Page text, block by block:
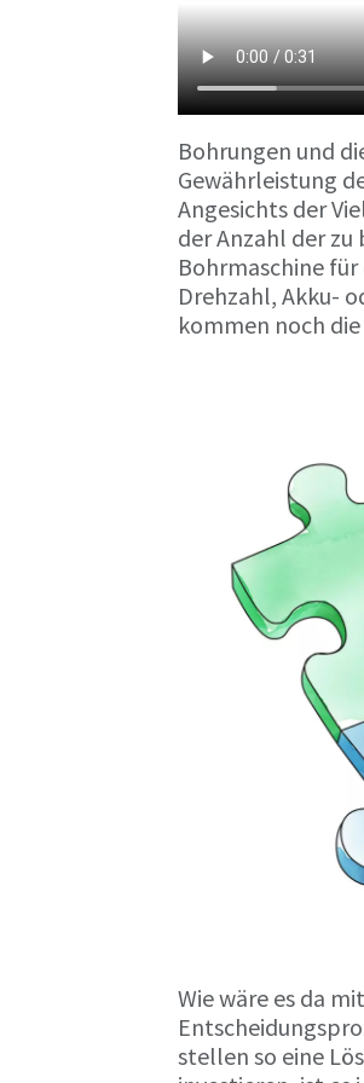
Bohrungen und
Gewährleistung
Angesichts der
der Anzahl der
Bohrmaschine
Drehzahl, Akku-
kommen noch
Wie wäre es da
stellen so eine